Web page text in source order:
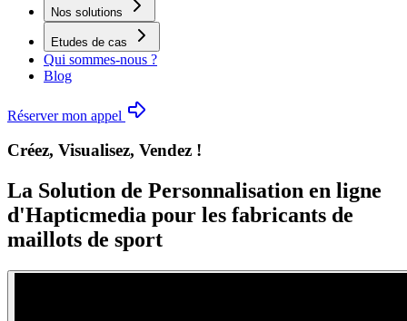
Nos solutions
Etudes de cas
Qui sommes-nous ?
Blog
Réserver mon appel
Créez, Visualisez, Vendez !
La Solution de Personnalisation en ligne
d'Hapticmedia pour les fabricants de
maillots de sport